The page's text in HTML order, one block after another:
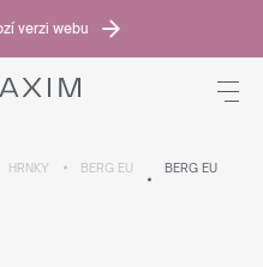
verzi webu
HRNKY BERG EU
BERG EU